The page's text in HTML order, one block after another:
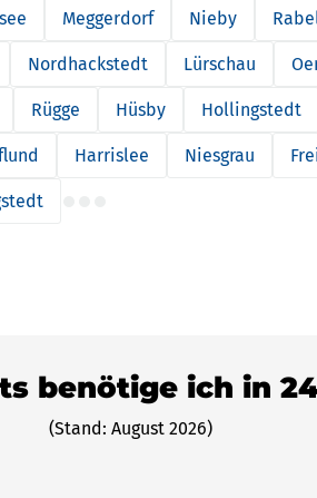
Meggerdorf Nieby
Nordhackstedt Lürschau
Rügge Hüsby Hollingstedt
Harrislee Niesgrau
benötige ich in
(Stand: August 2026)